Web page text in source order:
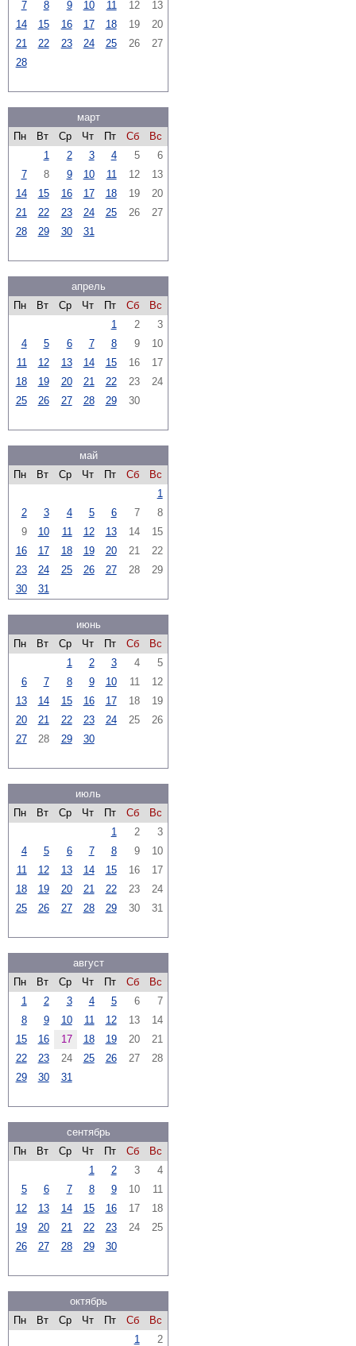
7 8 9 10 11 12
13
14
15 16 17 18 19
20
21
22 23 24 25 26
27
28
март
Пн
Вт Ср Чт Пт Сб
Вс
1
2 3 4 5
6
7
8 9 10 11 12
13
14
15 16 17 18 19
20
21
22 23 24 25 26
27
28
29 30 31
апрель
Пн
Вт Ср Чт Пт Сб
Вс
1
2
3
4
5 6 7 8 9
10
11
12 13 14 15 16
17
18
19 20 21 22 23
24
25
26 27 28 29 30
май
Пн
Вт Ср Чт Пт Сб
Вс
1
2
3 4 5 6 7
8
9
10 11 12 13 14
15
16
17 18 19 20 21
22
23
24 25 26 27 28
29
30
31
июнь
Пн
Вт Ср Чт Пт Сб
Вс
1
2 3 4
5
6
7 8 9 10 11
12
13
14 15 16 17 18
19
20
21 22 23 24 25
26
27
28 29 30
июль
Пн
Вт Ср Чт Пт Сб
Вс
1
2
3
4
5 6 7 8 9
10
11
12 13 14 15 16
17
18
19 20 21 22 23
24
25
26 27 28 29 30 31
август
Пн
Вт Ср Чт Пт Сб
Вс
1
2 3 4 5 6
7
8
9 10 11 12 13
14
15
16 17 18 19 20
21
22
23 24 25 26 27
28
29
30 31
сентябрь
Пн
Вт Ср Чт Пт Сб
Вс
1
2 3
4
5
6 7 8 9 10
11
12
13 14 15 16 17
18
19
20 21 22 23 24
25
26
27 28 29 30
октябрь
Пн
Вт Ср Чт Пт Сб
Вс
1
2